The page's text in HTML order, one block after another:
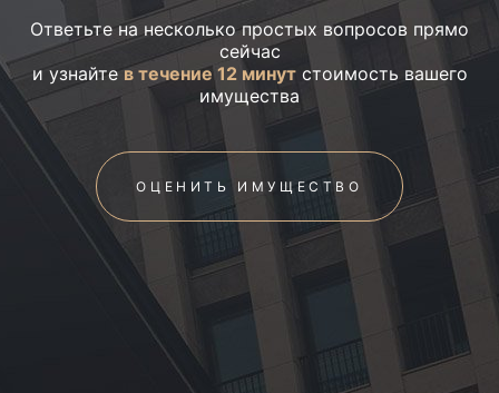
Ответьте на несколько простых вопросов прямо
сейчас
и узнайтев течение 12 минутстоимость вашего
имущества
ОЦЕНИТЬ ИМУЩЕСТВО